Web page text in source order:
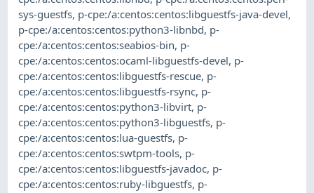
sys-guestfs, p-cpe:/a:centos:centos:libguestfs-java-devel,
p-cpe:/a:centos:centos:python3-libnbd, p-
cpe:/a:centos:centos:seabios-bin, p-
cpe:/a:centos:centos:ocaml-libguestfs-devel, p-
cpe:/a:centos:centos:libguestfs-rescue, p-
cpe:/a:centos:centos:libguestfs-rsync, p-
cpe:/a:centos:centos:python3-libvirt, p-
cpe:/a:centos:centos:python3-libguestfs, p-
cpe:/a:centos:centos:lua-guestfs, p-
cpe:/a:centos:centos:swtpm-tools, p-
cpe:/a:centos:centos:libguestfs-javadoc, p-
cpe:/a:centos:centos:ruby-libguestfs, p-